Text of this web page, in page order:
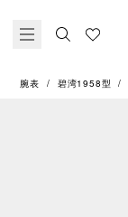
腕表 碧湾1958型